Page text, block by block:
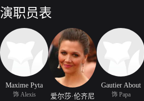
演职员表
Maxime Pyta
饰 Alexis 爱尔莎·伦齐尼
Gautier About
饰 Papa